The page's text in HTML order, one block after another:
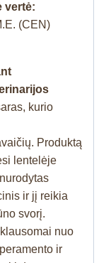
vertė:
(CEN)
kurio
Produktą
lentelėje
ir jį reikia
svorį.
nuo
ir